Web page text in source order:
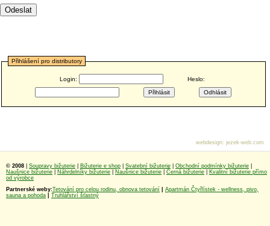
Přihlášení pro distributory
Login: Heslo:
© 2008 Soupravy bižuterie Bižuterie e shop Svatební bižuterie Obchodní podmínky bižuterie
Naušnice bižuterie
Náhrdelníky bižuterie Naušnice bižuterie Černá bižuterie
Kvalitní bižuterie přímo
od výrobce
Partnerské weby:Tetování pro celou rodinu, obnova tetování
Apartmán Čtyřlístek - wellness, pivo,
sauna a pohoda
Truhlářství šťastný
webdesign: jezek-web.com